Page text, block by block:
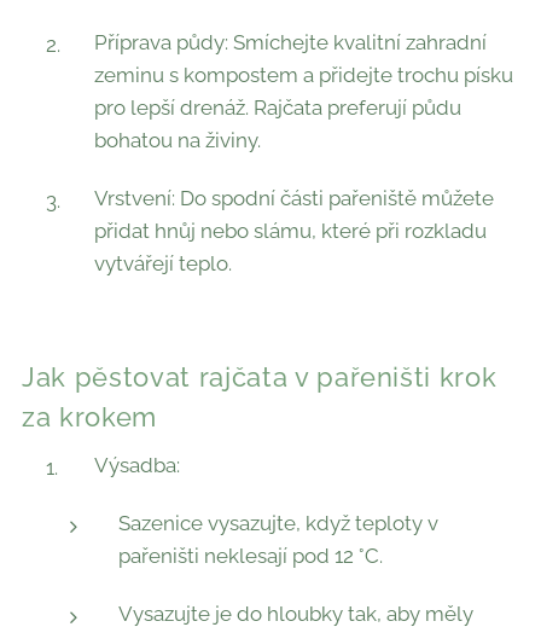
Příprava půdy: Smíchejte kvalitní zahradní
zeminu s kompostem a přidejte trochu písku
pro lepší drenáž. Rajčata preferují půdu
bohatou na živiny.
Vrstvení: Do spodní části pařeniště můžete
přidat hnůj nebo slámu, které při rozkladu
vytvářejí teplo.
Jak pěstovat rajčata v pařeništi krok
za krokem
Výsadba:
Sazenice vysazujte, když teploty v
pařeništi neklesají pod 12 °C.
Vysazujte je do hloubky tak, aby měly